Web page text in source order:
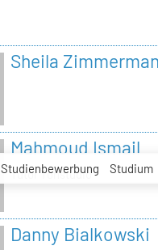
Studienbewerbung Studium
Sheila
Mahmoud Ismail
Tutor Tonstudio
Danny Bialkowski